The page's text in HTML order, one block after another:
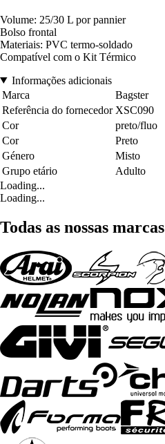
Volume: 25/30 L por pannier
Bolso frontal
Materiais: PVC termo-soldado
Compatível com o Kit Térmico
Informações adicionais
Marca
Bagster
Referência do fornecedor XSC090
Cor
preto/fluo
Cor
Preto
Género
Misto
Grupo etário
Adulto
Loading...
Loading...
Todas as nossas marcas